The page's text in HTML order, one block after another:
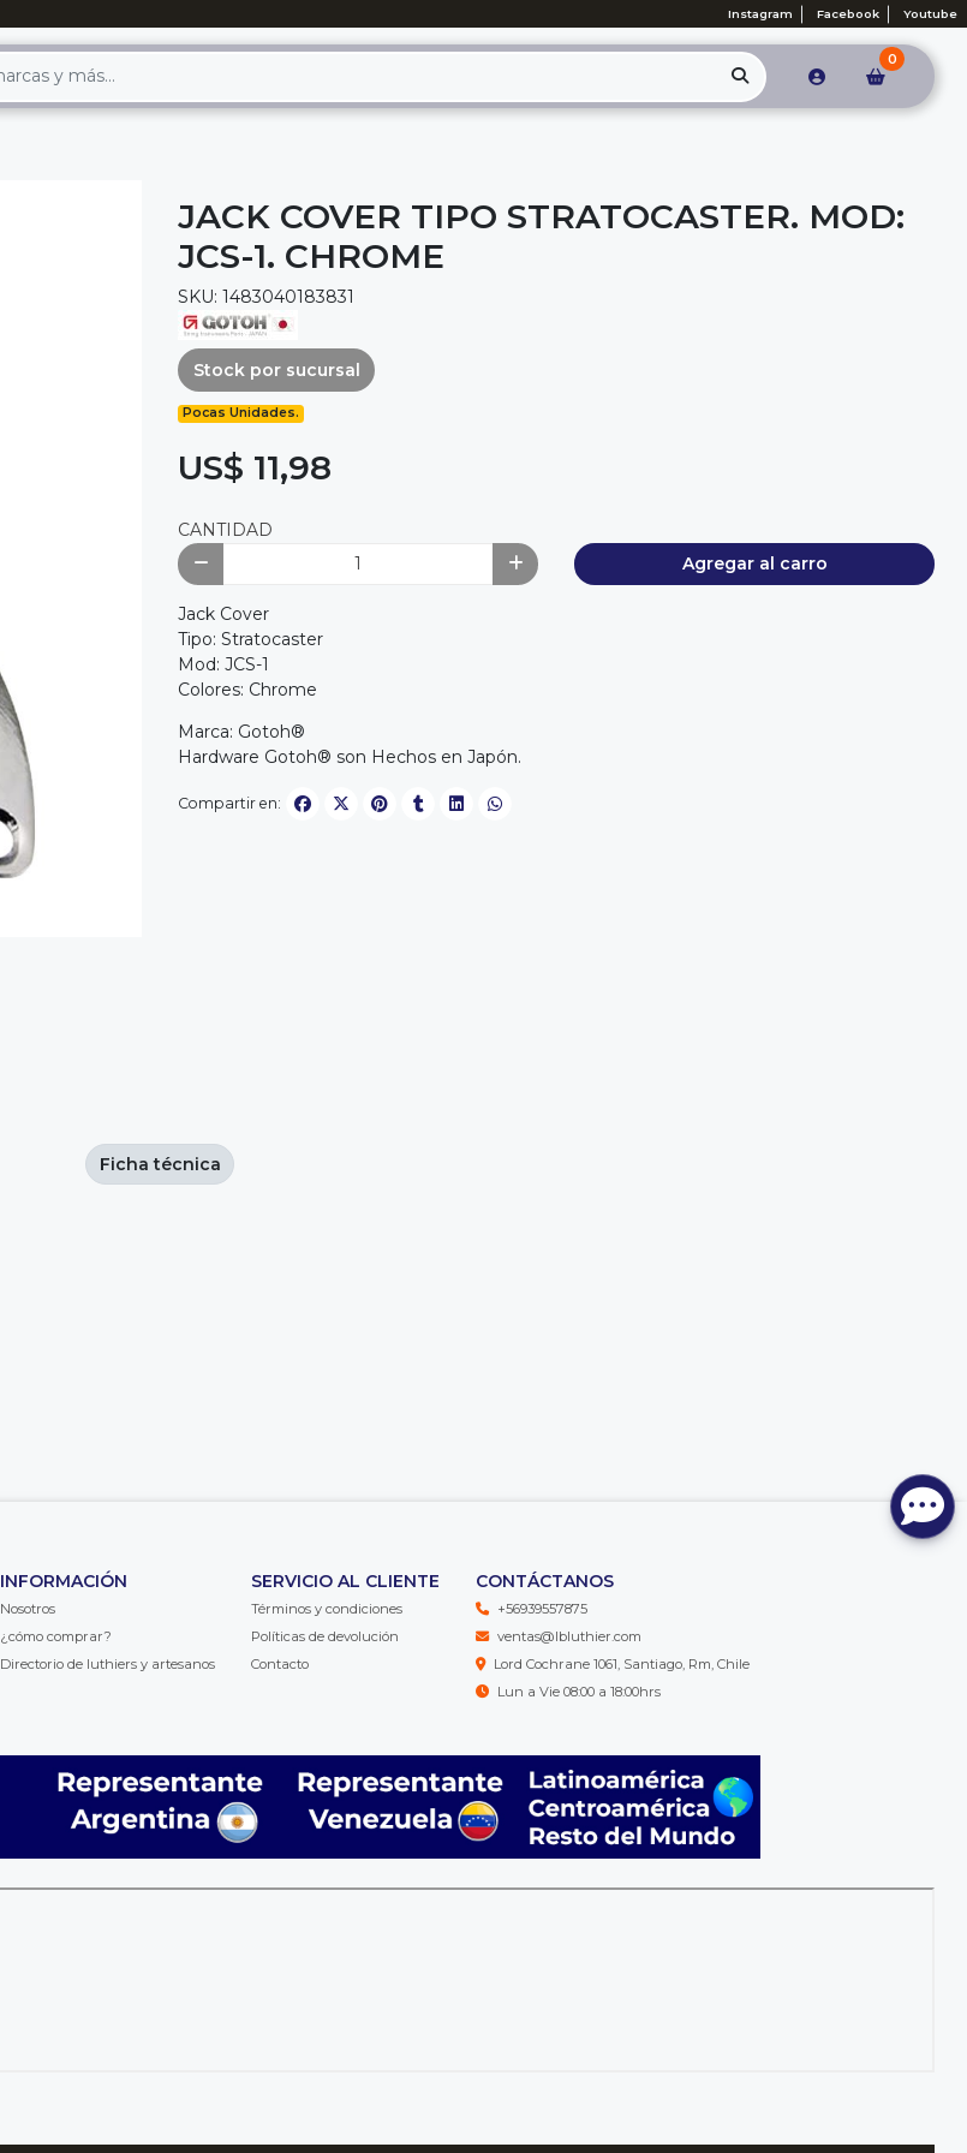
Instagram Facebook Youtube
0
JACK COVER TIPO STRATOCASTER. MOD:
JCS-1. CHROME
SKU: 1483040183831
Stock por sucursal
Pocas Unidades.
US$ 11,98
CANTIDAD
Agregar al carro
Jack Cover
Tipo: Stratocaster
Mod: JCS-1
Colores: Chrome
Marca: Gotoh®
Hardware Gotoh® son Hechos en Japón.
Compartir en:
Ficha técnica
INFORMACIÓN
Nosotros
¿cómo comprar?
Directorio de luthiers y artesanos
SERVICIO AL CLIENTE
Términos y condiciones
Políticas de devolución
Contacto
CONTÁCTANOS
+56939557875
ventas@lbluthier.com
Lord Cochrane 1061, Santiago, Rm, Chile
Lun a Vie 08:00 a 18:00hrs